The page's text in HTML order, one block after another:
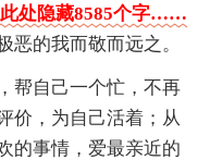
处隐藏8585个字……
恶的我而敬而远之。
帮自己一个忙，不再
价，为自己活着；从
的事情，爱最亲近的